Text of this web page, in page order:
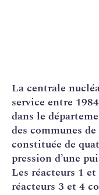
Lacentrale
service entre
dans le
des communes
constituée de
pression d’une
Les réacteurs 1
réacteurs 3 et 4